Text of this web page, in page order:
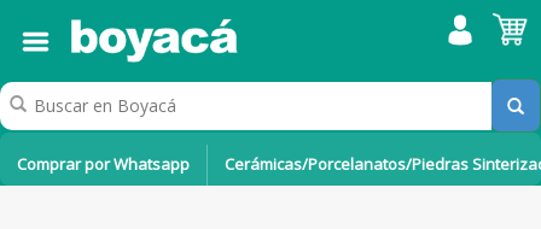
Comprar por Whatsapp Cerámicas/Porcelanatos/Piedras